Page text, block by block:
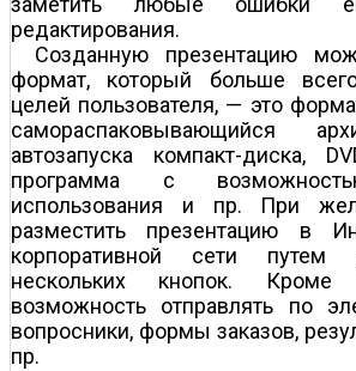
редактирования.
Созданную презентацию
формат, который больше
целей пользователя, — это
самораспаковывающийся
автозапуска компакт-диска,
программа с
использования и пр. При
разместить презентацию в
корпоративной сети путем
нескольких кнопок. Кроме
возможность отправлять по
вопросники, формы заказов,
пр.